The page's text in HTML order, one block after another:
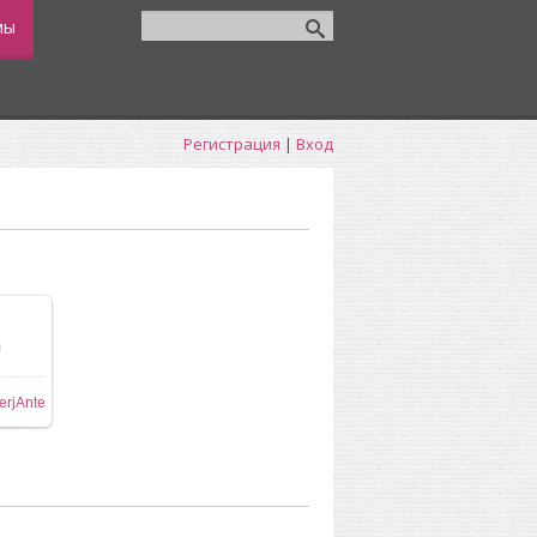
Регистрация | Вход